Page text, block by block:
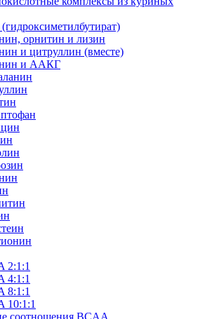
орнитин и лизин
и цитруллин (вместе)
и ААКГ
2:1:1
4:1:1
8:1:1
10:1:1